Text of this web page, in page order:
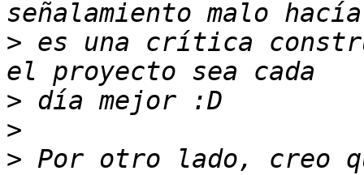
> es una crítica
>
>
> Por otro lado, creo